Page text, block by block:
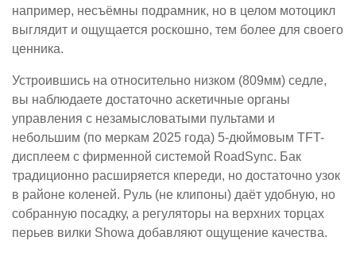
например, несъёмны подрамник, но в целом мотоцикл
выглядит и ощущается роскошно, тем более для своего
ценника.
Устроившись на относительно низком (809мм) седле,
вы наблюдаете достаточно аскетичные органы
управления с незамысловатыми пультами и
небольшим (по меркам 2025 года) 5-дюймовым TFT-
дисплеем с фирменной системой RoadSync. Бак
традиционно расширяется кпереди, но достаточно узок
в районе коленей. Руль (не клипоны) даёт удобную, но
собранную посадку, а регуляторы на верхних торцах
перьев вилки Showa добавляют ощущение качества.